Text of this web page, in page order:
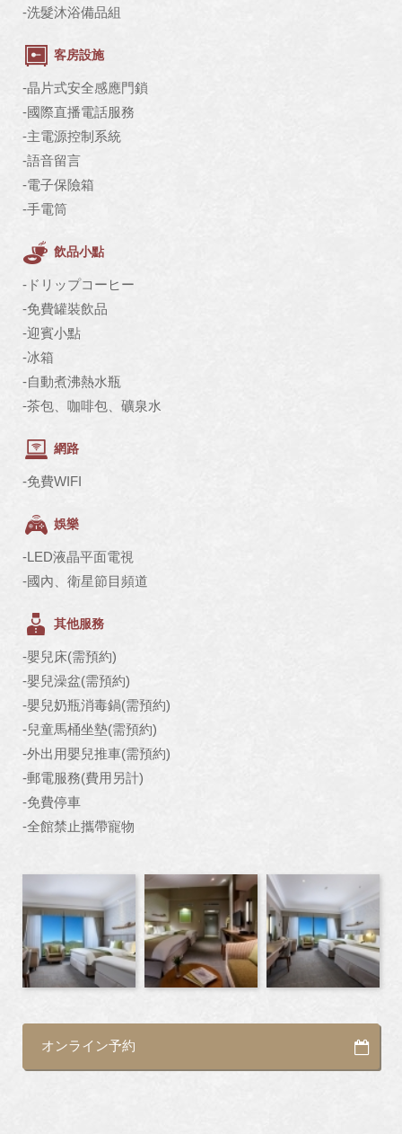
-洗髮沐浴備品組
客房設施
-晶片式安全感應門鎖
-國際直播電話服務
-主電源控制系統
-語音留言
-電子保險箱
-手電筒
飲品小點
-ドリップコーヒー
-免費罐裝飲品
-迎賓小點
-冰箱
-自動煮沸熱水瓶
-茶包、咖啡包、礦泉水
網路
-免費WIFI
娛樂
-LED液晶平面電視
-國內、衛星節目頻道
其他服務
-嬰兒床(需預約)
-嬰兒澡盆(需預約)
-嬰兒奶瓶消毒鍋(需預約)
-兒童馬桶坐墊(需預約)
-外出用嬰兒推車(需預約)
-郵電服務(費用另計)
-免費停車
-全館禁止攜帶寵物
オンライン予約